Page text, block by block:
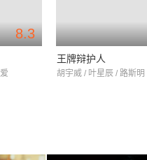
8.3
王牌辩护人
胡宇威 / 叶星辰 / 路斯明